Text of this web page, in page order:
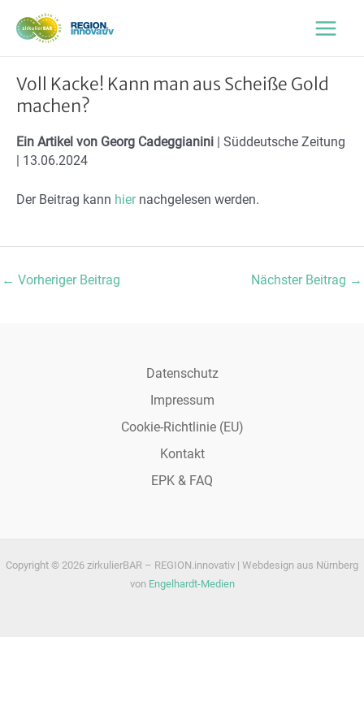
Inhalt
springen
Menu
Voll Kacke! Kann man aus Scheiße Gold
machen?
Ein Artikel von Georg Cadeggianini | Süddeutsche Zeitung
| 13.06.2024
Der Beitrag kann hier nachgelesen werden.
Post
← Vorheriger Beitrag Nächster Beitrag →
Datenschutz
Impressum
Cookie-Richtlinie (EU)
Kontakt
EPK & FAQ
Copyright © 2026 zirkulierBAR – REGION.innovativ | Webdesign aus Nürnberg
von Engelhardt-Medien